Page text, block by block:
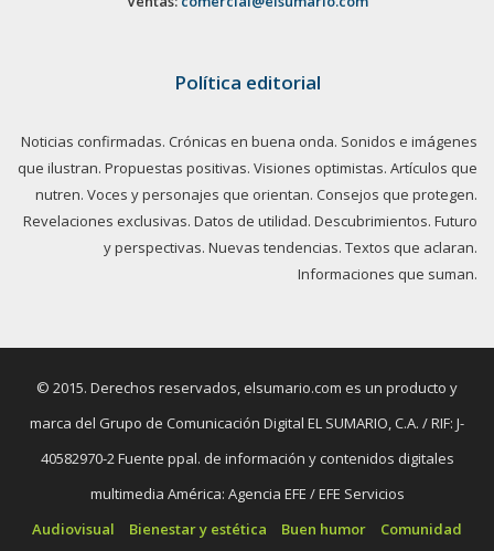
Política editorial
Noticias confirmadas. Crónicas en buena onda. Sonidos e imágenes
que ilustran. Propuestas positivas. Visiones optimistas. Artículos que
nutren. Voces y personajes que orientan. Consejos que protegen.
Revelaciones exclusivas. Datos de utilidad. Descubrimientos. Futuro
y perspectivas. Nuevas tendencias. Textos que aclaran.
Informaciones que suman.
© 2015. Derechos reservados, elsumario.com es un producto y
marca del Grupo de Comunicación Digital EL SUMARIO, C.A. / RIF: J-
40582970-2 Fuente ppal. de información y contenidos digitales
multimedia América: Agencia EFE / EFE Servicios
Audiovisual
Bienestar y estética Buen humor Comunidad